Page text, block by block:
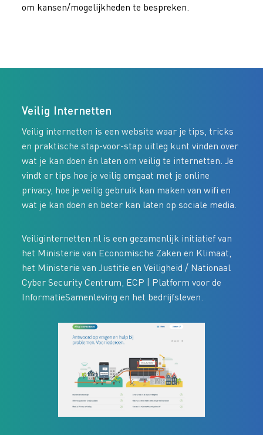
om kansen/mogelijkheden te bespreken.
Veilig Internetten
Veilig internetten is een website waar je tips, tricks
en praktische stap-voor-stap uitleg kunt vinden over
wat je kan doen én laten om veilig te internetten. Je
vindt er tips hoe je veilig omgaat met je online
privacy, hoe je veilig gebruik kan maken van wifi en
wat je kan doen en beter kan laten op sociale media.
Veiliginternetten.nl is een gezamenlijk initiatief van
het Ministerie van Economische Zaken en Klimaat,
het Ministerie van Justitie en Veiligheid / Nationaal
Cyber Security Centrum, ECP | Platform voor de
InformatieSamenleving en het bedrijfsleven.